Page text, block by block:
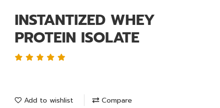
INSTANTIZED WHEY
PROTEIN ISOLATE
Add to wishlist Compare